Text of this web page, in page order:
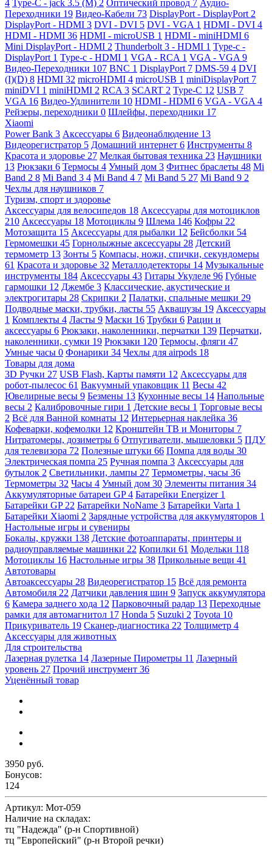
4 Type-C - jack 3.5 (M) 2 Оптический провод 7 Аудио-
Переходники 19 Видео-Кабели 73 DisplayPort - DisplayPort 2
DisplayPort - HDMI 3 DVI - DVI 5 DVI - VGA 1 HDMI - DVI 4
HDMI - HDMI 36 HDMI - microUSB 1 HDMI - miniHDMI 6
Mini DisplayPort - HDMI 2 Thunderbolt 3 - HDMI 1 Type-c -
DisplayPort 1 Type-c - HDMI 1 VGA - RCA 1 VGA - VGA 9
Видео-Переходники 107 BNC 1 DisplayPort 7 DMS-59 4 DVI
(I)(D) 8 HDMI 32 microHDMI 4 microUSB 1 miniDisplayPort 7
miniDVI 1 miniHDMI 2 RCA 3 SCART 2 Type-C 12 USB 7
VGA 16 Видео-Удлинители 10 HDMI - HDMI 6 VGA - VGA 4
Рейзеры, переходники 0 Шлейфы, переходники 17
Xiaomi
Power Bank 3 Аксессуары 6 Видеонаблюдение 13
Видеорегистратор 5 Домашний интернет 6 Инструменты 8
Красота и здоровье 27 Мелкая бытовая техника 23 Наушники
13 Рюкзаки 6 Термосы 4 Умный дом 3 Фитнес браслеты 48 Mi
Band 2 8 Mi Band 3 4 Mi Band 4 7 Mi Band 5 27 Mi Band 9 2
Чехлы для наушников 7
Туризм, спорт и здоровье
Аксессуары для велосипедов 18 Аксессуары для мотоциклов
210 Аксессуары 18 Мотоциклы 9 Шлема 146 Кофры 22
Мотозащита 15 Аксессуары для рыбалки 12 Бейсболки 54
Гермомешки 45 Горнолыжные аксессуары 28 Детский
термометр 13 Зонты 5 Компасы, ножи, спички, секундомеры
61 Красота и здоровье 32 Металлодетекторы 14 Музыкальные
инструменты 184 Аксессуары 43 Гитары Укулеле 96 Губные
гармошки 12 Джембе 3 Классические, акустические и
электрогитары 28 Скрипки 2 Палатки, спальные мешки 29
Подводные маски, трубки, ласты 55 Аквашузы 19 Аксессуары
1 Комплекты 4 Ласты 9 Маски 16 Трубки 6 Рации и
аксессуары 6 Рюкзаки, наколенники, перчатки 139 Перчатки,
наколенники, сумки 19 Рюкзаки 120 Термосы, фляги 47
Умные часы 0 Фонарики 34 Чехлы для airpods 18
Товары для дома
3D Ручки 27 USB Flash, Карты памяти 12 Аксессуары для
робот-пылесос 61 Вакуумный упаковщик 11 Весы 42
Ювелирные весы 9 Безмены 13 Кухонные весы 14 Напольные
весы 2 Калибровочные гири 1 Детские весы 1 Торговые весы
2 Всё для Ванной комнаты 12 Интерьерная наклейка 36
Кофеварки, кофемолки 12 Кронштейн ТВ и Мониторы 7
Нитратомеры, дозиметры 6 Отпугиватели, мышеловки 5 ПДУ
для телевизора 72 Полезные штуки 66 Помпа для воды 30
Электрическая помпа 25 Ручная помпа 3 Аксессуары для
бутылок 2 Светильники, лампы 27 Термометры, часы 36
Термометры 32 Часы 4 Умный дом 30 Элементы питания 34
Аккумуляторные батареи GP4 Батарейки Energizer 1
Батарейки GP 22 Батарейки NoName 3 Батарейки Varta 1
Батарейки Xiaomi 2 Зарядные устройства для аккумуляторов 1
Настольные игры и сувениры
Бокалы, кружки 138 Детские фотоаппараты, принтеры и
радиоуправляемые машинки 22 Копилки 61 Модельки 118
Мотоциклы 16 Настольные игры 38 Прикольные вещи 41
Автотовары
Автоаксессуары 28 Видеорегистратор 15 Всё для ремонта
Автомобиля 22 Датчики давления шин 9 Запуск аккумулятора
6 Камера заднего хода 12 Парковочный радар 13 Переходные
рамки для автомагнитол 17 Honda 5 Suzuki 2 Toyota 10
Прикуриватель 19 Сканер-диагностика 22 Толщиметр 4
Аксессуары для животных
Для строительства
Лазерная рулетка 14 Лазерные Пирометры 11 Лазерный
уровень 27 Прочий инструмент 36
Уценённый товар
3950 руб.
Бонусов:
124
Артикул: Мот-059
Наличие на складах:
тц "Надежда" (р-н Спортивной)
тц "Европейский" (р-н Второй речки)